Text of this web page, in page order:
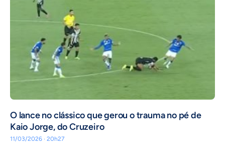
O lance no clássico que gerou o trauma no pé de
Kaio Jorge, do Cruzeiro
11/03/2026 · 20h27